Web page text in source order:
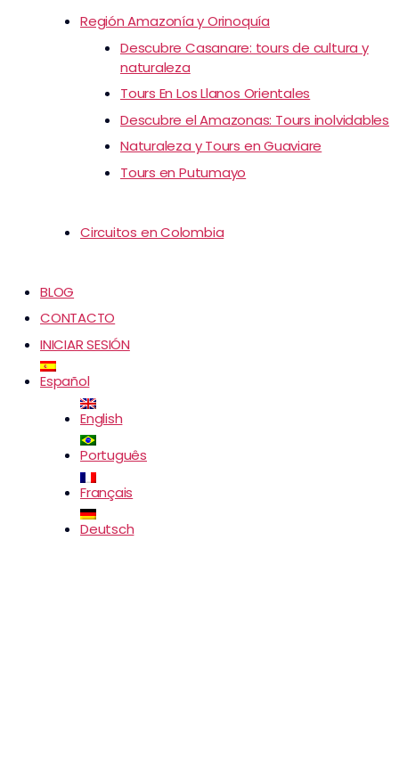
Región Amazonía y Orinoquía
Descubre Casanare: tours de cultura y
naturaleza
Tours En Los Llanos Orientales
Descubre el Amazonas: Tours inolvidables
Naturaleza y Tours en Guaviare
Tours en Putumayo
Circuitos en Colombia
BLOG
CONTACTO
INICIAR SESIÓN
Español
English
Português
Français
Deutsch